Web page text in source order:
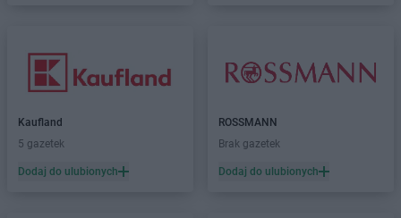
Kaufland
5 gazetek
Dodaj do ulubionych
ROSSMANN
Brak gazetek
Dodaj do ulubionych